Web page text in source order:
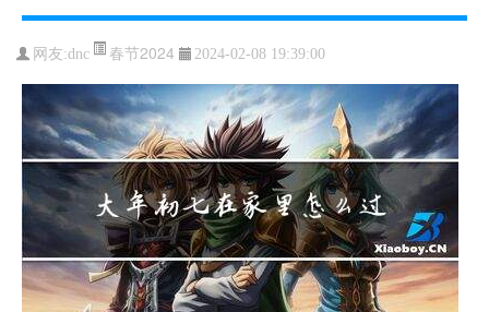
网友:dnc 春节2024 2024-02-08 19:39:00